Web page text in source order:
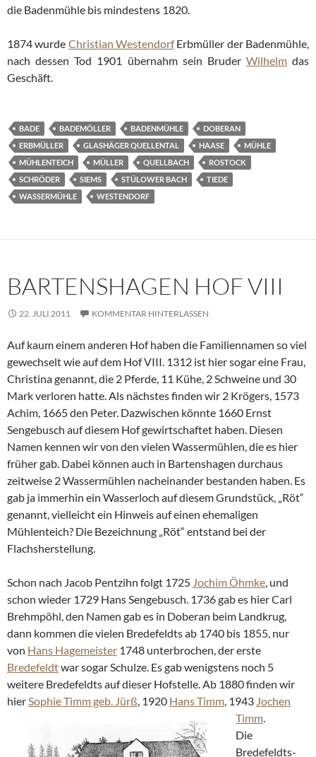
die Badenmühle bis mindestens 1820.
1874 wurde Christian WestendorfErbmüller der Badenmühle,
nach dessen Tod 1901 übernahm sein Bruder Wilhelmdas
Geschäft.
BADE BADEMÖLLER BADENMÜHLE
DOBERAN
ERBMÜLLER
GLASHÄGER QUELLENTAL HAASE
MÜHLE
MÜHLENTEICH
MÜLLER QUELLBACH
ROSTOCK
SCHRÖDER
SIEMS STÜLOWER BACH
TIEDE
WASSERMÜHLE
WESTENDORF
BARTENSHAGEN HOF VIII
22. JULI 2011 KOMMENTAR HINTERLASSEN
Auf kaum einem anderen Hof haben die Familiennamen so viel
gewechselt wie auf dem Hof VIII. 1312 ist hier sogar eine Frau,
Christina genannt, die 2 Pferde, 11 Kühe, 2 Schweine und 30
Mark verloren hatte. Als nächstes finden wir 2 Krögers, 1573
Achim, 1665 den Peter. Dazwischen könnte 1660 Ernst
Sengebusch auf diesem Hof gewirtschaftet haben. Diesen
Namen kennen wir von den vielen Wassermühlen, die es hier
früher gab. Dabei können auch in Bartenshagen durchaus
zeitweise 2 Wassermühlen nacheinander bestanden haben. Es
gab ja immerhin ein Wasserloch auf diesem Grundstück, „Röt“
genannt, vielleicht ein Hinweis auf einen ehemaligen
Mühlenteich? Die Bezeichnung „Röt“ entstand bei der
Flachsherstellung.
Schon nach Jacob Pentzihn folgt 1725 Jochim Öhmke, und
schon wieder 1729 Hans Sengebusch. 1736 gab es hier Carl
Brehmpöhl, den Namen gab es in Doberan beim Landkrug,
dann kommen die vielen Bredefeldts ab 1740 bis 1855, nur
von Hans Hagemeister 1748 unterbrochen, der erste
Bredefeldtwar sogar Schulze. Es gab wenigstens noch 5
weitere Bredefeldts auf dieser Hofstelle. Ab 1880 finden wir
hierSophie Timm geb. Jürß, 1920 Hans Timm, 1943 Jochen
Timm.
Die
Bredefeldts-